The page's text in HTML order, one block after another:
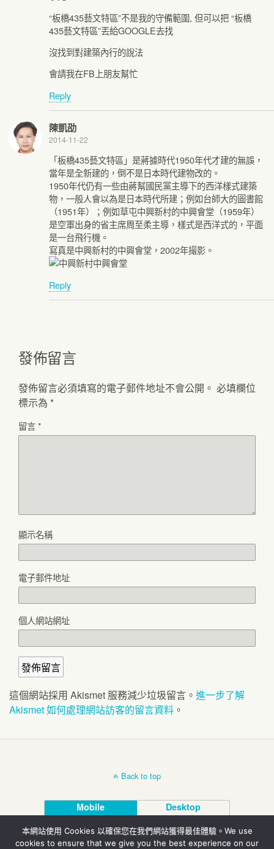
“板橋435藝文特區”不是我的守備範圍, 但可以把 “板橋
435藝文特區”丟給GOOGLE去找
沒找到對建築內行的說法
會請我在FB上朋友幫忙
Reply
陳凱劭
2014-11-22
「板橋435藝文特區」是蔣據時代1950年代才建的無誤，
當年是全新建的，倒不是日本時代建物改的。
1950年代仍有一些由蔣幫國民黨主導下的西洋樣式建築
物，一般人會以為是日本時代所建；例如台師大的圖書館
（1951年）；例如草屯中興新村的中興會堂（1959年）
是空軍出身的省主席周至柔主導，樣式是西洋式的，平面
是一台飛行機。
寫真是中興新村的中興會堂，2002年撮影。
Reply
發佈留言
發佈留言必須填寫的電子郵件地址不會公開。 必填欄位
標示為 *
留言*
顯示名稱
電子郵件地址
個人網站網址
這個網站採用 Akismet 服務減少垃圾留言。 進一步了解
Akismet 如何處理網站訪客的留言資料 。
Back to top
Mobile Desktop
© 北投埔林炳炎
本網站使用 Cookies 以確保您在我們網站獲得最佳體驗。We use
cookies to ensure that we give you the best experience on our